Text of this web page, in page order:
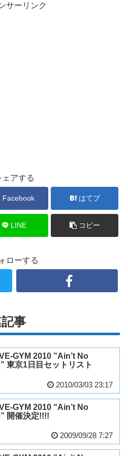
サーリンク
ェアする
Facebook はてブ
LINE コピー
ローする
事
GYM 2010 ”Ain’t No
東京1日目セットリスト
2010/03/03 23:17
GYM 2010 “Ain’t No
開催決定!!!!
2009/09/28 7:27